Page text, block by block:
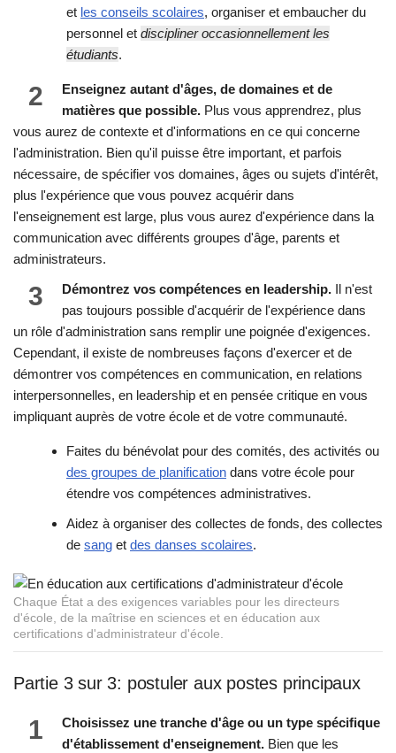
et les conseils scolaires, organiser et embaucher du
personnel et discipliner occasionnellement les
étudiants.
2
Enseignez autant d'âges, de domaines et de
matières que possible. Plus vous apprendrez, plus
vous aurez de contexte et d'informations en ce qui concerne
l'administration. Bien qu'il puisse être important, et parfois
nécessaire, de spécifier vos domaines, âges ou sujets d'intérêt,
plus l'expérience que vous pouvez acquérir dans
l'enseignement est large, plus vous aurez d'expérience dans la
communication avec différents groupes d'âge, parents et
administrateurs.
3 Démontrez vos compétences en leadership. Il n'est
pas toujours possible d'acquérir de l'expérience dans
un rôle d'administration sans remplir une poignée d'exigences.
Cependant, il existe de nombreuses façons d'exercer et de
démontrer vos compétences en communication, en relations
interpersonnelles, en leadership et en pensée critique en vous
impliquant auprès de votre école et de votre communauté.
Faites du bénévolat pour des comités, des activités ou
des groupes de planification dans votre école pour
étendre vos compétences administratives.
Aidez à organiser des collectes de fonds, des collectes
de sang et des danses scolaires.
Chaque État a des exigences variables pour les directeurs
d'école, de la maîtrise en sciences et en éducation aux
certifications d'administrateur d'école.
Partie 3 sur 3: postuler aux postes principaux
1
Choisissez une tranche d'âge ou un type spécifique
d'établissement d'enseignement. Bien que les